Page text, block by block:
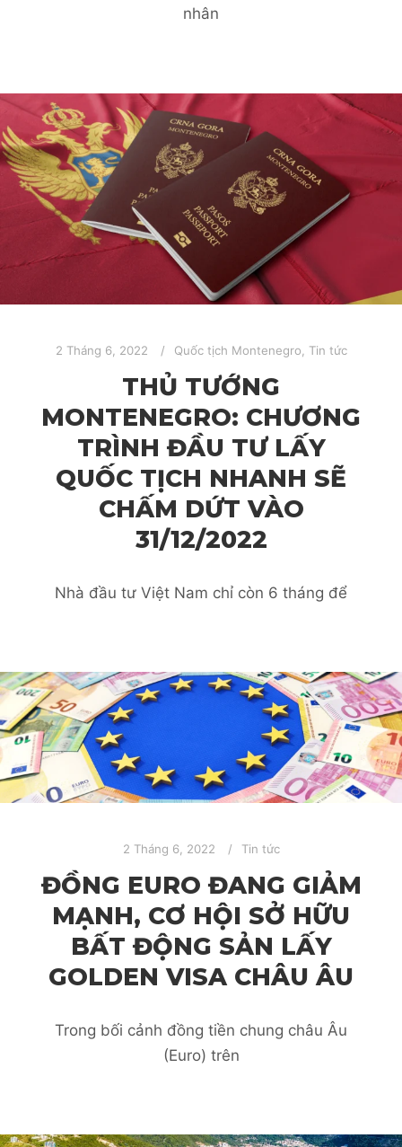
nhân
2 Tháng 6, 2022 Quốc tịch Montenegro Tin tức
THỦ TƯỚNG
MONTENEGRO: CHƯƠNG
TRÌNH ĐẦU TƯ LẤY
QUỐC TỊCH NHANH SẼ
CHẤM DỨT VÀO
31/12/2022
Nhà đầu tư Việt Nam chỉ còn 6 tháng để
2 Tháng 6, 2022 Tin tức
ĐỒNG EURO ĐANG GIẢM
MẠNH, CƠ HỘI SỞ HỮU
BẤT ĐỘNG SẢN LẤY
GOLDEN VISA CHÂU ÂU
Trong bối cảnh đồng tiền chung châu Âu
(Euro) trên